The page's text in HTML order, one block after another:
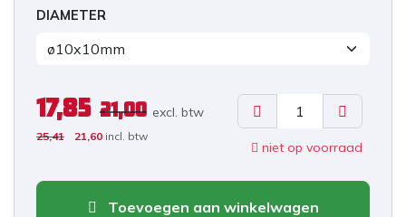
DIAMETER
17,85 21,00 excl. btw
25,41 21,60 incl. btw
niet op voorraad
Toevoegen aan winkelwagen